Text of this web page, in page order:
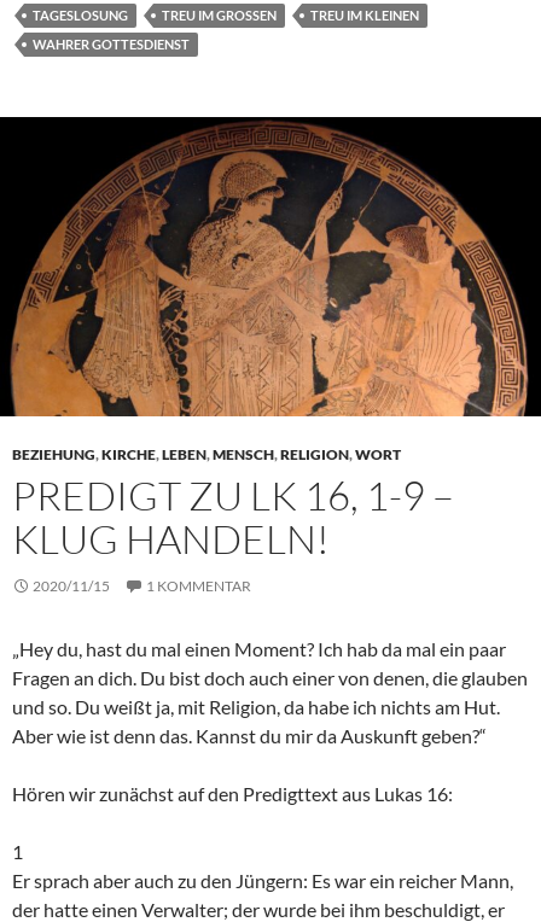
TAGESLOSUNG TREU IM GROSSEN
TREU IM KLEINEN
WAHRER GOTTESDIENST
BEZIEHUNG,KIRCHE,LEBEN,MENSCH,RELIGION,WORT
PREDIGT ZU LK 16, 1-9 –
KLUG HANDELN!
2020/11/15 1 KOMMENTAR
„Hey du, hast du mal einen Moment? Ich hab da mal ein paar
Fragen an dich. Du bist doch auch einer von denen, die glauben
und so. Du weißt ja, mit Religion, da habe ich nichts am Hut.
Aber wie ist denn das. Kannst du mir da Auskunft geben?“
Hören wir zunächst auf den Predigttext aus Lukas 16:
1
Er sprach aber auch zu den Jüngern: Es war ein reicher Mann,
der hatte einen Verwalter; der wurde bei ihm beschuldigt, er